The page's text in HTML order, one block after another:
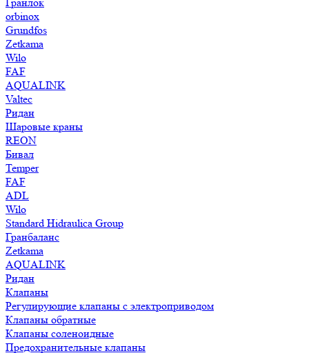
orbinox
Grundfos
Zetkama
Wilo
FAF
AQUALINK
Valtec
Ридан
Шаровые краны
REON
Бивал
Temper
FAF
ADL
Wilo
Standard Hidraulica Group
Гранбаланс
Zetkama
AQUALINK
Ридан
Клапаны
Регулирующие клапаны с электроприводом
Клапаны обратные
Клапаны соленоидные
Предохранительные клапаны